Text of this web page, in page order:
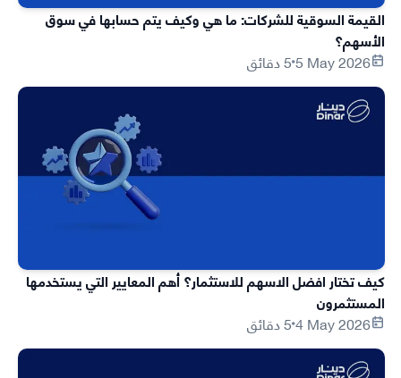
القيمة السوقية للشركات: ما هي وكيف يتم حسابها في سوق
الأسهم؟
5 May 20265 دقائق
كيف تختار افضل الاسهم للاستثمار؟ أهم المعايير التي يستخدمها
المستثمرون
4 May 20265 دقائق